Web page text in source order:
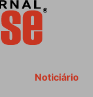
Noticiário